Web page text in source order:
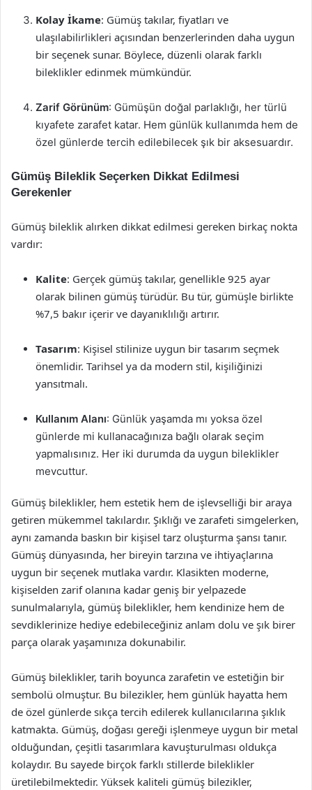
Kolay İkame: Gümüş takılar, fiyatları ve
ulaşılabilirlikleri açısından benzerlerinden daha uygun
bir seçenek sunar. Böylece, düzenli olarak farklı
bileklikler edinmek mümkündür.
Zarif Görünüm: Gümüşün doğal parlaklığı, her türlü
kıyafete zarafet katar. Hem günlük kullanımda hem de
özel günlerde tercih edilebilecek şık bir aksesuardır.
Gümüş Bileklik Seçerken Dikkat Edilmesi
Gerekenler
Gümüş bileklik alırken dikkat edilmesi gereken birkaç nokta
vardır:
Kalite: Gerçek gümüş takılar, genellikle 925 ayar
olarak bilinen gümüş türüdür. Bu tür, gümüşle birlikte
%7,5 bakır içerir ve dayanıklılığı artırır.
Tasarım: Kişisel stilinize uygun bir tasarım seçmek
önemlidir. Tarihsel ya da modern stil, kişiliğinizi
yansıtmalı.
Kullanım Alanı: Günlük yaşamda mı yoksa özel
günlerde mi kullanacağınıza bağlı olarak seçim
yapmalısınız. Her iki durumda da uygun bileklikler
mevcuttur.
Gümüş bileklikler, hem estetik hem de işlevselliği bir araya
getiren mükemmel takılardır. Şıklığı ve zarafeti simgelerken,
aynı zamanda baskın bir kişisel tarz oluşturma şansı tanır.
Gümüş dünyasında, her bireyin tarzına ve ihtiyaçlarına
uygun bir seçenek mutlaka vardır. Klasikten moderne,
kişiselden zarif olanına kadar geniş bir yelpazede
sunulmalarıyla, gümüş bileklikler, hem kendinize hem de
sevdiklerinize hediye edebileceğiniz anlam dolu ve şık birer
parça olarak yaşamınıza dokunabilir.
Gümüş bileklikler, tarih boyunca zarafetin ve estetiğin bir
sembolü olmuştur. Bu bilezikler, hem günlük hayatta hem
de özel günlerde sıkça tercih edilerek kullanıcılarına şıklık
katmakta. Gümüş, doğası gereği işlenmeye uygun bir metal
olduğundan, çeşitli tasarımlara kavuşturulması oldukça
kolaydır. Bu sayede birçok farklı stillerde bileklikler
üretilebilmektedir. Yüksek kaliteli gümüş bilezikler,